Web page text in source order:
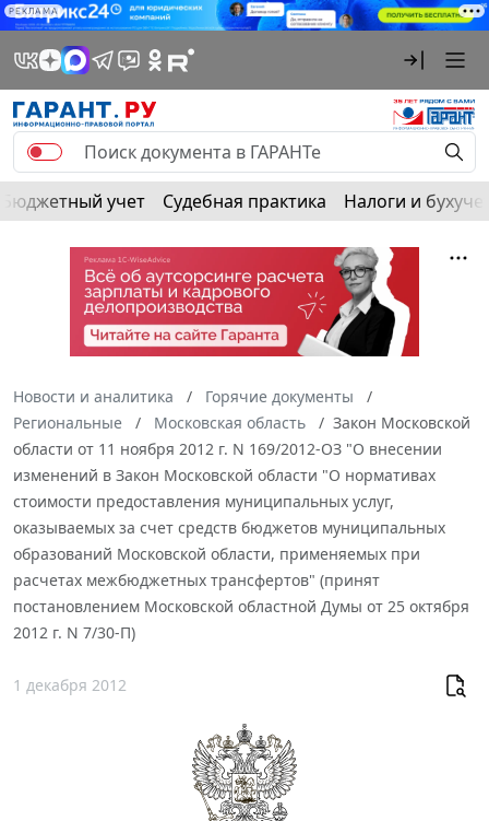
РЕКЛАМА
Бюджетный учет Судебная практика Налоги и
Новости и аналитика
Горячие документы
Региональные
Московская область
Закон Московской
области от 11 ноября 2012 г. N 169/2012-ОЗ "О внесении
изменений в Закон Московской области "О нормативах
стоимости предоставления муниципальных услуг,
оказываемых за счет средств бюджетов муниципальных
образований Московской области, применяемых при
расчетах межбюджетных трансфертов" (принят
постановлением Московской областной Думы от 25 октября
2012 г. N 7/30-П)
1 декабря 2012